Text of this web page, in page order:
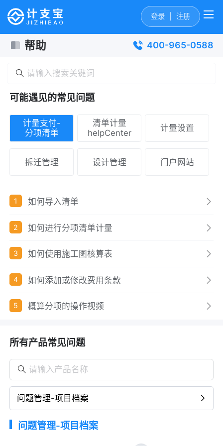
登录 注册
帮助 400-965-0588
可能遇见的常见问题
计量支付-
分项清单
清单计量
helpCenter
计量设置
拆迁管理 设计管理 门户网站
1 如何导入清单
2 如何进行分项清单计量
3 如何使用施工图核算表
4 如何添加或修改费用条款
5 概算分项的操作视频
所有产品常见问题
问题管理-项目档案
问题管理-项目档案